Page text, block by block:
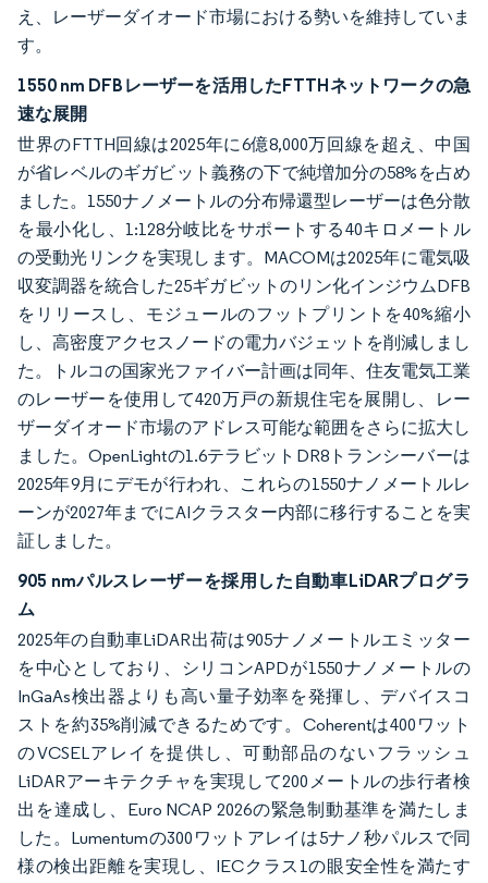
え、レーザーダイオード市場における勢いを維持していま
す。
1550 nm DFBレーザーを活用したFTTHネットワークの急
速な展開
世界のFTTH回線は2025年に6億8,000万回線を超え、中国
が省レベルのギガビット義務の下で純増加分の58%を占め
ました。1550ナノメートルの分布帰還型レーザーは色分散
を最小化し、1:128分岐比をサポートする40キロメートル
の受動光リンクを実現します。MACOMは2025年に電気吸
収変調器を統合した25ギガビットのリン化インジウムDFB
をリリースし、モジュールのフットプリントを40%縮小
し、高密度アクセスノードの電力バジェットを削減しまし
た。トルコの国家光ファイバー計画は同年、住友電気工業
のレーザーを使用して420万戸の新規住宅を展開し、レー
ザーダイオード市場のアドレス可能な範囲をさらに拡大し
ました。OpenLightの1.6テラビットDR8トランシーバーは
2025年9月にデモが行われ、これらの1550ナノメートルレ
ーンが2027年までにAIクラスター内部に移行することを実
証しました。
905 nmパルスレーザーを採用した自動車LiDARプログラ
ム
2025年の自動車LiDAR出荷は905ナノメートルエミッター
を中心としており、シリコンAPDが1550ナノメートルの
InGaAs検出器よりも高い量子効率を発揮し、デバイスコ
ストを約35%削減できるためです。Coherentは400ワット
のVCSELアレイを提供し、可動部品のないフラッシュ
LiDARアーキテクチャを実現して200メートルの歩行者検
出を達成し、Euro NCAP 2026の緊急制動基準を満たしま
した。Lumentumの300ワットアレイは5ナノ秒パルスで同
様の検出距離を実現し、IECクラス1の眼安全性を満たす